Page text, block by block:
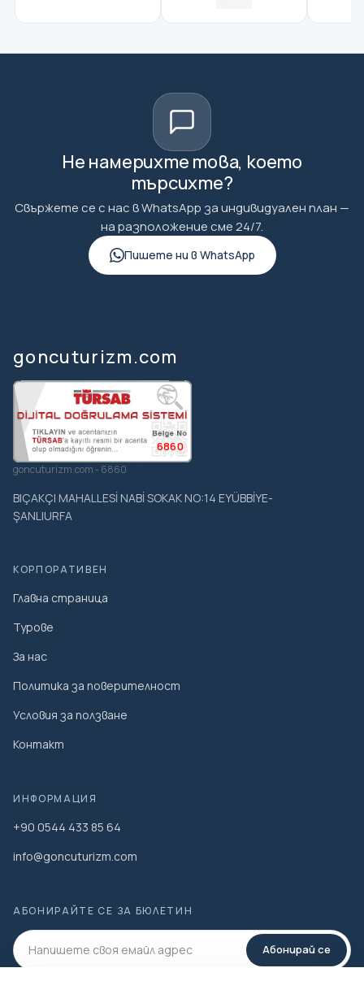
Не намерихте това, което
търсихте?
Свържете се с нас в WhatsApp за индивидуален план —
на разположение сме 24/7.
Пишете ни в WhatsApp
goncuturizm.com
6860
goncuturizm.com - 6860
BIÇAKÇI MAHALLESİ NABİ SOKAK NO:14 EYÜBBİYE-
ŞANLIURFA
КОРПОРАТИВЕН
Главна страница
Турове
За нас
Политика за поверителност
Условия за ползване
Контакт
ИНФОРМАЦИЯ
+90 0544 433 85 64
info@goncuturizm.com
АБОНИРАЙТЕ СЕ ЗА БЮЛЕТИН
Абонирай се